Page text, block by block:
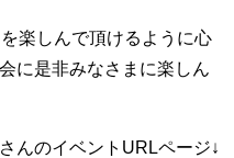
楽しんで頂けるように心
に是非みなさまに楽しん
んのイベントURLページ↓